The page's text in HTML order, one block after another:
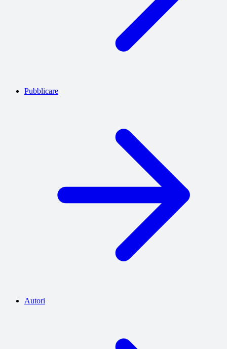
Pubblicare
Autori